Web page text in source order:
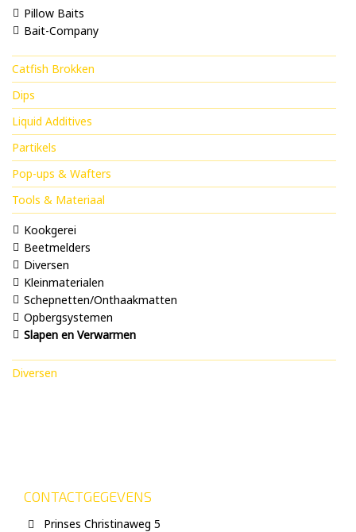
Pillow Baits
Bait-Company
Catfish Brokken
Dips
Liquid Additives
Partikels
Pop-ups & Wafters
Tools & Materiaal
Kookgerei
Beetmelders
Diversen
Kleinmaterialen
Schepnetten/Onthaakmatten
Opbergsystemen
Slapen en Verwarmen
Diversen
CONTACTGEGEVENS
Prinses Christinaweg 5